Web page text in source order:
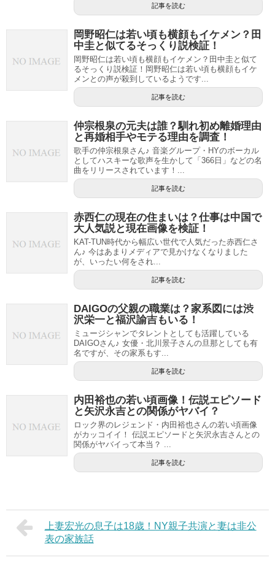
記事を読む
岡野昭仁は若い頃も横顔もイケメン？田
中圭と似てるそっくり説検証！
岡野昭仁は若い頃も横顔もイケメン？田中圭と似て
るそっくり説検証！岡野昭仁は若い頃も横顔もイケ
メンとの声が殺到しているようです...
記事を読む
仲宗根泉の元夫は誰？馴れ初め離婚理由
と再婚相手やモテる理由を調査！
歌手の仲宗根泉さん♪ 音楽グループ・HYのボーカル
としてハスキーな歌声を生かして「366日」などの名
曲をリリースされています！...
記事を読む
赤西仁の現在の住まいは？仕事は中国で
大人気説と現在画像を検証！
KAT-TUN時代から幅広い世代で人気だった赤西仁さ
ん♪ 今はあまりメディアで見かけなくなりました
が、いったい何をされ...
記事を読む
DAIGOの父親の職業は？家系図には渋
沢栄一と福沢諭吉もいる！
ミュージシャンでタレントとしても活躍している
DAIGOさん♪ 女優・北川景子さんの旦那としても有
名ですが、その家系もす...
記事を読む
内田裕也の若い頃画像！伝説エピソード
と矢沢永吉との関係がヤバイ？
ロック界のレジェンド・内田裕也さんの若い頃画像
がカッコイイ！ 伝説エピソードと矢沢永吉さんとの
関係がヤバイって本当？ ...
記事を読む
上妻宏光の息子は18歳！NY親子共演と妻は非公
表の家族話